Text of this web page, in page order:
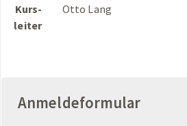
Kurs­
lei­ter
Otto Lang
An­mel­de­for­mu­lar